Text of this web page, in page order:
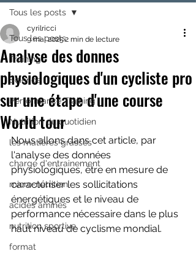
Tous les posts
Training
Science
Performance Training
Nutrition du quotidien
les matières grasses
charge d'entrainement
micro-nutrition
acides aminés
nutrition sportive
format
Tous les posts
Analyse des donnes
physiologiques d'un cycliste pro
sur une étape d'une course
World tour
cyrilricci
9 mai 20252 min de lecture
Nous allons dans cet article, par
l'analyse des données
physiologiques, être en mesure de
caractériser les sollicitations
énergétiques et le niveau de
performance nécessaire dans le plus
haut niveau de cyclisme mondial.